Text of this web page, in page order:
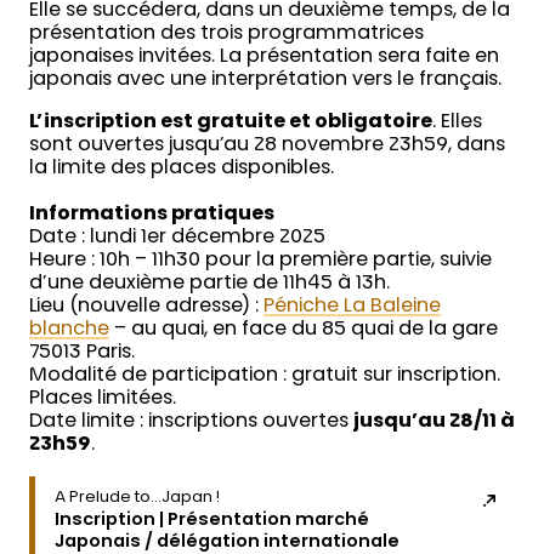
Elle se succédera, dans un deuxième temps, de la
présentation des trois programmatrices
japonaises invitées. La présentation sera faite en
japonais avec une interprétation vers le français.
L’inscription est gratuite et obligatoire. Elles
sont ouvertes jusqu’au 28 novembre 23h59, dans
la limite des places disponibles.
Informations pratiques
Date : lundi 1er décembre 2025
Heure : 10h – 11h30 pour la première partie, suivie
d’une deuxième partie de 11h45 à 13h.
Lieu (nouvelle adresse) : Péniche La Baleine
blanche – au quai, en face du 85 quai de la gare
75013 Paris.
Modalité de participation : gratuit sur inscription.
Places limitées.
Date limite : inscriptions ouvertes jusqu’au 28/11 à
23h59.
A Prelude to…Japan !
Inscription | Présentation marché
Japonais / délégation internationale